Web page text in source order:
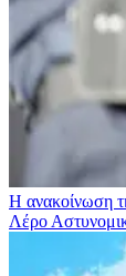
Η ανακοίνωση
Λέρο